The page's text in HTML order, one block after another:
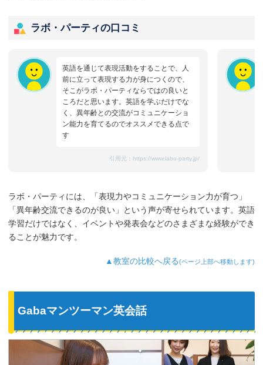
ラボ・パーティの口コミ
英語を通じて表現活動をすることで、人
前に立って表現する力が身につくので、
そこがラボ・パーティならではの良いと
ころだと思います。英語を学ぶだけでな
く、異年齢との交流がコミュニケーショ
ン能力を育てるのでオススメできる点で
す
引用元： https://www.labo-party.jp/
ラボ・パーティには、「表現力やコミュニケーション力が育つ」
「異年齢交流できるのが良い」という声が寄せられています。英語
学習だけではなく、イベントや発表会などのさまざまな経験ができ
ることが魅力です。
▲教室の比較へ戻る(ページ上部へ移動します)
Gabaマンツーマン英会話